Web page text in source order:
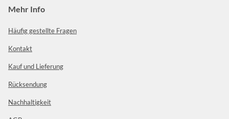
Mehr Info
Häufig gestellte Fragen
Kontakt
Kauf und Lieferung
Rücksendung
Nachhaltigkeit